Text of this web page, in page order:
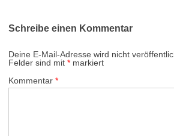
Schreibe einen Kommentar
Deine E-Mail-Adresse wird nicht
Felder sind mit * markiert
Kommentar *